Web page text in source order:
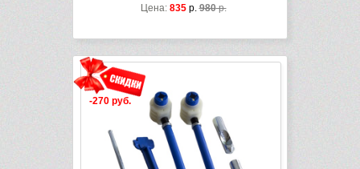
Цена: 835р.980р.
-270 руб.